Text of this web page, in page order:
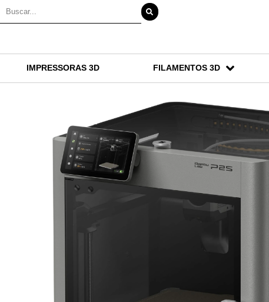
IMPRESSORAS 3D FILAMENTOS 3D